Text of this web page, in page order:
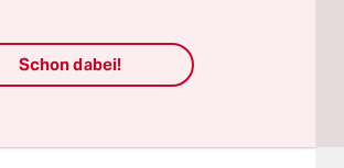
Verlags
Schon dabei!